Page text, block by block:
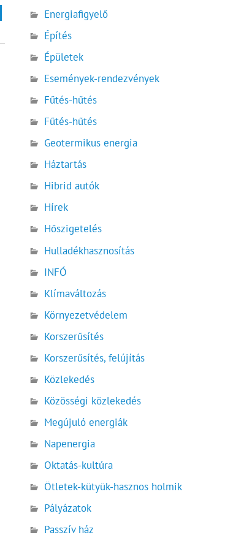
Energiafigyelő
Építés
Épületek
Események-rendezvények
Fűtés-hűtés
Fűtés-hűtés
Geotermikus energia
Háztartás
Hibrid autók
Hírek
Hőszigetelés
Hulladékhasznosítás
INFÓ
Klímaváltozás
Környezetvédelem
Korszerűsítés
Korszerűsítés, felújítás
Közlekedés
Közösségi közlekedés
Megújuló energiák
Napenergia
Oktatás-kultúra
Ötletek-kütyük-hasznos holmik
Pályázatok
Passzív ház